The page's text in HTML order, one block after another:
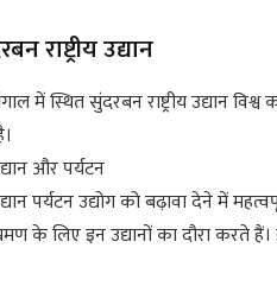
राष्ट्रीय उद्यान
में स्थित सुंदरबन राष्ट्रीय उद्यान
और पर्यटन
उद्यान पर्यटन उद्योग को बढ़ावा देने में
के लिए इन उद्यानों का दौरा करते